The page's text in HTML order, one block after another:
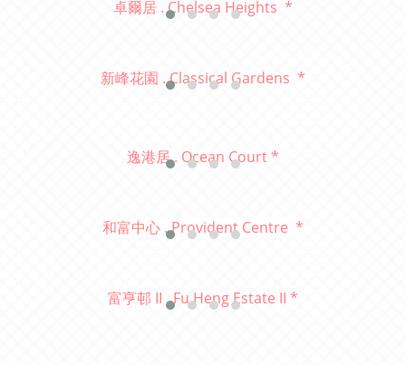
卓爾居 . Chelsea Heights *
新峰花園 . Classical Gardens *
逸港居 . Ocean Court *
和富中心 . Provident Centre *
富亨邨 II . Fu Heng Estate II *